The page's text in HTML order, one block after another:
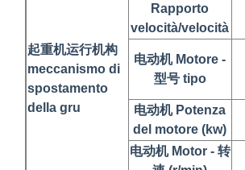
起重机运行机构
meccanismo di
spostamento
della gru
Rapporto
velocità/velocità
电动机 Motore -
型号 tipo
电动机 Potenza
del motore (kw)
电动机 Motor - 转